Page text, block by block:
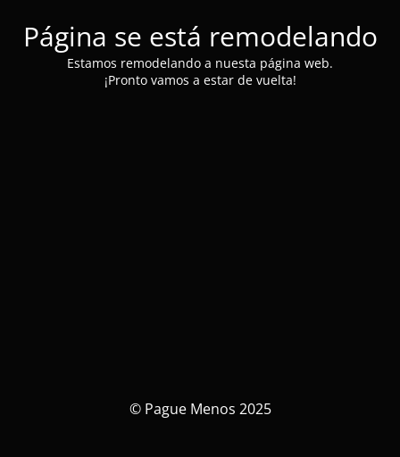
Página se está remodelando
Estamos remodelando a nuesta página web.
¡Pronto vamos a estar de vuelta!
© Pague Menos 2025